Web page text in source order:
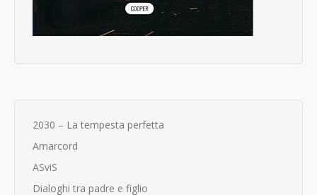
2030 – La tempesta perfetta
Amarcord
ASviS
Dialoghi tra padre e figlio